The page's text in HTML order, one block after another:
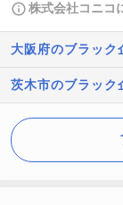
株式会社コニコ
大阪府のブラック
茨木市のブラック